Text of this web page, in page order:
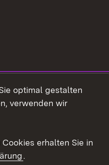
Datenschutz
optimal gestalten
verwenden wir
erhalten Sie in
.